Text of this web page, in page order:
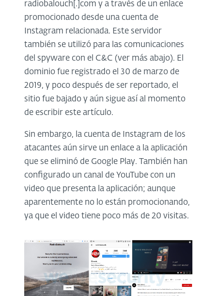
radiobalouch[.]com y a través de un enlace
promocionado desde una cuenta de
Instagram relacionada. Este servidor
también se utilizó para las comunicaciones
del spyware con el C&C (ver más abajo). El
dominio fue registrado el 30 de marzo de
2019, y poco después de ser reportado, el
sitio fue bajado y aún sigue así al momento
de escribir este artículo.
Sin embargo, la cuenta de Instagram de los
atacantes aún sirve un enlace a la aplicación
que se eliminó de Google Play. También han
configurado un canal de YouTube con un
video que presenta la aplicación; aunque
aparentemente no lo están promocionando,
ya que el video tiene poco más de 20 visitas.